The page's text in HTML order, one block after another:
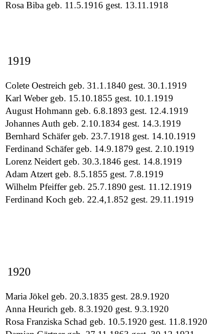
Rosa Biba geb. 11.5.1916 gest. 13.11.1918
1919
Colete Oestreich geb. 31.1.1840 gest. 30.1.1919
Karl Weber geb. 15.10.1855 gest. 10.1.1919
August Hohmann geb. 6.8.1893 gest. 12.4.1919
Johannes Auth geb. 2.10.1834 gest. 14.3.1919
Bernhard Schäfer geb. 23.7.1918 gest. 14.10.1919
Ferdinand Schäfer geb. 14.9.1879 gest. 2.10.1919
Lorenz Neidert geb. 30.3.1846 gest. 14.8.1919
Adam Atzert geb. 8.5.1855 gest. 7.8.1919
Wilhelm Pfeiffer geb. 25.7.1890 gest. 11.12.1919
Ferdinand Koch geb. 22.4,1.852 gest. 29.11.1919
1920
Maria Jökel geb. 20.3.1835 gest. 28.9.1920
Anna Heurich geb. 8.3.1920 gest. 9.3.1920
Rosa Franziska Schad geb. 10.5.1920 gest. 11.8.1920